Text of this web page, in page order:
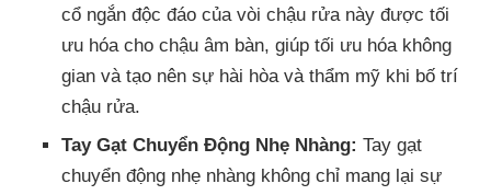
cổ ngắn độc đáo của vòi chậu rửa này được tối
ưu hóa cho chậu âm bàn, giúp tối ưu hóa không
gian và tạo nên sự hài hòa và thẩm mỹ khi bố trí
chậu rửa.
Tay Gạt Chuyển Động Nhẹ Nhàng: Tay gạt
chuyển động nhẹ nhàng không chỉ mang lại sự